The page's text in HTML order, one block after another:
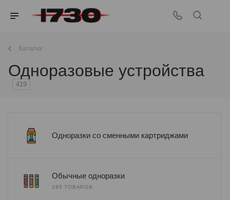
Каталог
Одноразовые устройства
419
Одноразки со сменными картриджами
Обычные одноразки
285 ТОВАРОВ